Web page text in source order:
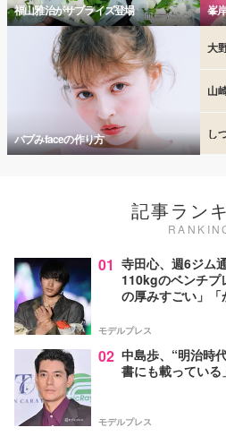
福山雅治がサプライズ登場 峯
バブみfaceの作り方
大
山
し
記事ラン
01 寺田心、週6ジム
110kgのベンチプ
の厚みすごい」
モデルプレス
02 中島歩、“明治時
書にも載ってい
モデルプレス